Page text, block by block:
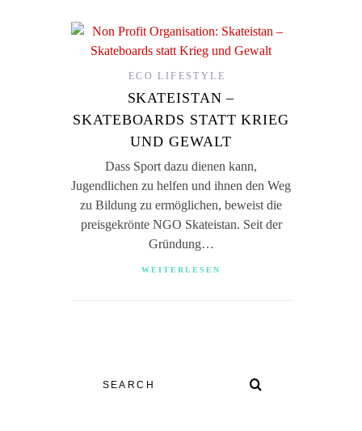
ECO LIFESTYLE
SKATEISTAN –
SKATEBOARDS STATT KRIEG
UND GEWALT
Dass Sport dazu dienen kann,
Jugendlichen zu helfen und ihnen den Weg
zu Bildung zu ermöglichen, beweist die
preisgekrönte NGO Skateistan. Seit der
Gründung…
WEITERLESEN